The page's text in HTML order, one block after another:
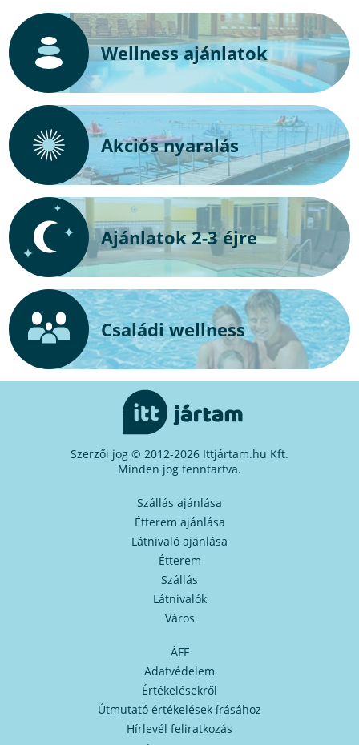
Wellness ajánlatok
Akciós nyaralás
Ajánlatok 2-3 éjre
Családi wellness
Szerzői jog © 2012-2026 Ittjártam.hu Kft.
Minden jog fenntartva.
Szállás ajánlása
Étterem ajánlása
Látnivaló ajánlása
Étterem
Szállás
Látnivalók
Város
ÁFF
Adatvédelem
Értékelésekről
Útmutató értékelések írásához
Hírlevél feliratkozás